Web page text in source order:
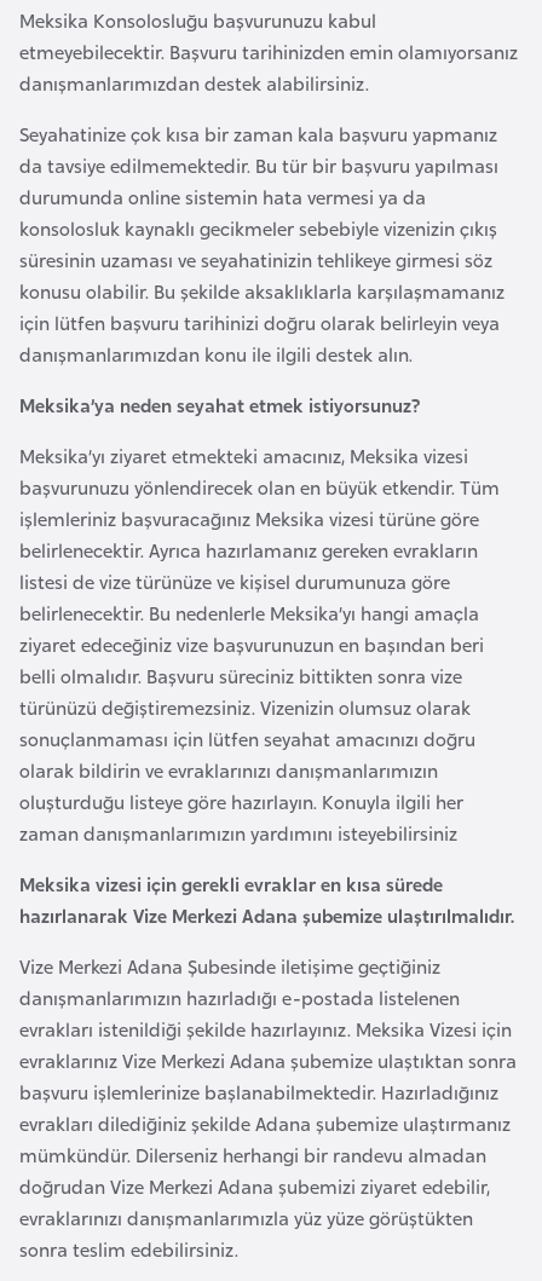
Meksika Konsolosluğu başvurunuzu kabul
etmeyebilecektir. Başvuru tarihinizden emin olamıyorsanız
danışmanlarımızdan destek alabilirsiniz.
Seyahatinize çok kısa bir zaman kala başvuru yapmanız
da tavsiye edilmemektedir. Bu tür bir başvuru yapılması
durumunda online sistemin hata vermesi ya da
konsolosluk kaynaklı gecikmeler sebebiyle vizenizin çıkış
süresinin uzaması ve seyahatinizin tehlikeye girmesi söz
konusu olabilir. Bu şekilde aksaklıklarla karşılaşmamanız
için lütfen başvuru tarihinizi doğru olarak belirleyin veya
danışmanlarımızdan konu ile ilgili destek alın.
Meksika’ya neden seyahat etmek istiyorsunuz?
Meksika’yı ziyaret etmekteki amacınız, Meksika vizesi
başvurunuzu yönlendirecek olan en büyük etkendir. Tüm
işlemleriniz başvuracağınız Meksika vizesi türüne göre
belirlenecektir. Ayrıca hazırlamanız gereken evrakların
listesi de vize türünüze ve kişisel durumunuza göre
belirlenecektir. Bu nedenlerle Meksika’yı hangi amaçla
ziyaret edeceğiniz vize başvurunuzun en başından beri
belli olmalıdır. Başvuru süreciniz bittikten sonra vize
türünüzü değiştiremezsiniz. Vizenizin olumsuz olarak
sonuçlanmaması için lütfen seyahat amacınızı doğru
olarak bildirin ve evraklarınızı danışmanlarımızın
oluşturduğu listeye göre hazırlayın. Konuyla ilgili her
zaman danışmanlarımızın yardımını isteyebilirsiniz
Meksika vizesi için gerekli evraklar en kısa sürede
hazırlanarak Vize Merkezi Adana şubemize ulaştırılmalıdır.
Vize Merkezi Adana Şubesinde iletişime geçtiğiniz
danışmanlarımızın hazırladığı e-postada listelenen
evrakları istenildiği şekilde hazırlayınız. Meksika Vizesi için
evraklarınız Vize Merkezi Adana şubemize ulaştıktan sonra
başvuru işlemlerinize başlanabilmektedir. Hazırladığınız
evrakları dilediğiniz şekilde Adana şubemize ulaştırmanız
mümkündür. Dilerseniz herhangi bir randevu almadan
doğrudan Vize Merkezi Adana şubemizi ziyaret edebilir,
evraklarınızı danışmanlarımızla yüz yüze görüştükten
sonra teslim edebilirsiniz.
r
i
y
t
C
e
z
a
i
r
C
i
b
u
t
i
Ç
i
n
D
a
i
m
a
r
k
a
D
e
m